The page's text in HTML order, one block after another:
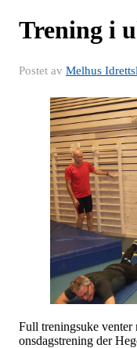
Trening i
Postet av Melhus
Full treningsuke venter
onsdagstrening der